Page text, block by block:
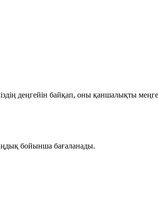
деңгейін байқап, оны қаншалықты
бойынша бағаланады.